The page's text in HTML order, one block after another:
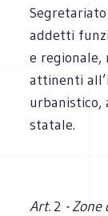
addetti
e regionale,
attinenti
urbanistico,
statale.
Art. 2 -